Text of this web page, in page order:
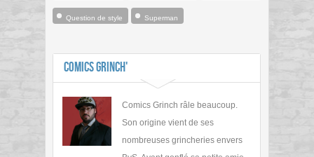
Question de style Superman
Comics Grinch'
Comics Grinch râle beaucoup.
Son origine vient de ses
nombreuses grincheries envers